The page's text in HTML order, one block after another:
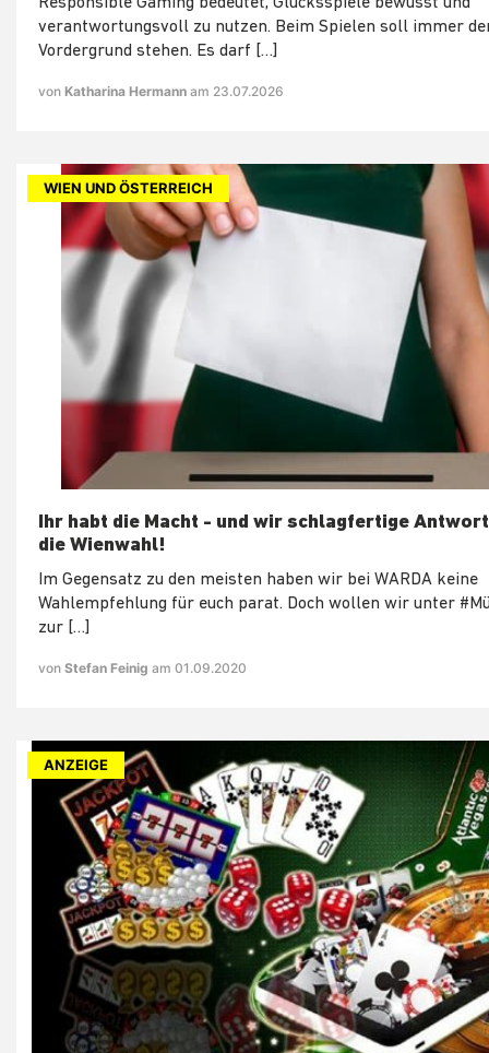
verantwortungsvoll zu nutzen. Beim Spielen soll immer
Vordergrund stehen. Es darf […]
von Katharina Hermann am 23.07.2026
WIEN UND ÖSTERREICH
Ihr habt die Macht - und wir schlagfertige
die Wienwahl!
Im Gegensatz zu den meisten haben wir bei WARDA keine
Wahlempfehlung für euch parat. Doch wollen wir unter
zur […]
von Stefan Feinig am 01.09.2020
ANZEIGE